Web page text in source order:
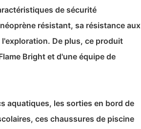
de sécurité
résistant, sa résistance aux
De plus, ce produit
Bright et d'une équipe de
aquatiques, les sorties en bord de
ces chaussures de piscine